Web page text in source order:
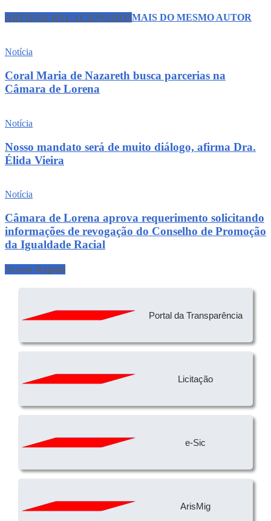
ARTIGOS RELACIONADOSMAIS DO MESMO AUTOR
Notícia
Coral Maria de Nazareth busca parcerias na
Câmara de Lorena
Notícia
Nosso mandato será de muito diálogo, afirma Dra.
Élida Vieira
Notícia
Câmara de Lorena aprova requerimento solicitando
informações de revogação do Conselho de Promoção
da Igualdade Racial
Acesso Rápido
Portal da Transparência
Licitação
e-Sic
ArisMig